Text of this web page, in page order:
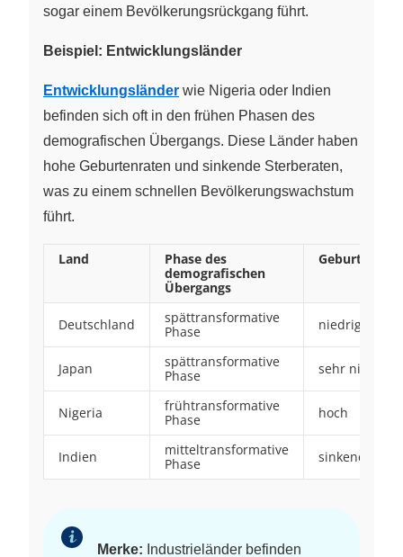
sogar einem Bevölkerungsrückgang führt.
Beispiel: Entwicklungsländer
Entwicklungsländer wie Nigeria oder Indien
befinden sich oft in den frühen Phasen des
demografischen Übergangs. Diese Länder haben
hohe Geburtenraten und sinkende Sterberaten,
was zu einem schnellen Bevölkerungswachstum
führt.
Land
Phase des
demografischen
Übergangs
Geburtenrate
Deutschland
spättransformative
Phase
niedrig
Japan
spättransformative
Phase
sehr niedrig
Nigeria
frühtransformative
Phase
hoch
Indien
mitteltransformative
Phase
sinkend
Merke: Industrieländer befinden